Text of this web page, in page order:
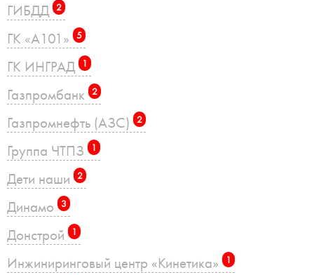
ГИБДД 2
ГК «А101» 5
ГК ИНГРАД 1
Газпромбанк 2
Газпромнефть (АЗС) 2
Группа ЧТПЗ 1
Дети наши 2
Динамо 3
Донстрой 1
Инжиниринговый центр «Кинетика» 1